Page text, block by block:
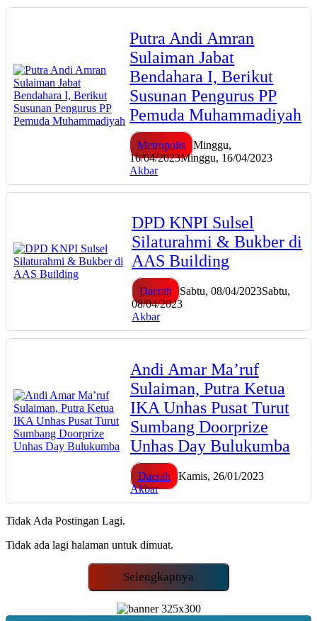
Putra Andi Amran
Sulaiman Jabat
Bendahara I, Berikut
Susunan Pengurus PP
Pemuda Muhammadiyah
Metropolis
Minggu,
16/04/2023Minggu, 16/04/2023
Akbar
DPD KNPI Sulsel
Silaturahmi & Bukber di
AAS Building
Daerah Sabtu, 08/04/2023Sabtu,
08/04/2023
Akbar
Andi Amar Ma’ruf
Sulaiman, Putra Ketua
IKA Unhas Pusat Turut
Sumbang Doorprize
Unhas Day Bulukumba
Daerah
Kamis, 26/01/2023
Akbar
Tidak Ada Postingan Lagi.
Tidak ada lagi halaman untuk dimuat.
Selengkapnya